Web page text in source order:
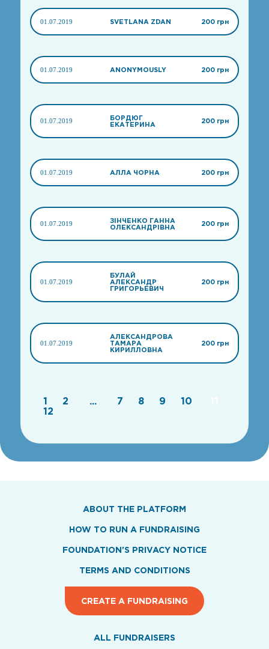
01.07.2019 SVETLANA ZDAN 200 грн
01.07.2019 ANONYMOUSLY 200 грн
01.07.2019
БОРДЮГ
ЕКАТЕРИНА
200 грн
01.07.2019 АЛЛА ЧОРНА 200 грн
01.07.2019
ЗІНЧЕНКО ГАННА
ОЛЕКСАНДРІВНА
200 грн
01.07.2019
БУЛАЙ
АЛЕКСАНДР
ГРИГОРЬЕВИЧ
200 грн
01.07.2019
АЛЕКСАНДРОВА
ТАМАРА
КИРИЛЛОВНА
200 грн
1 2 ... 7 8 9 10
12
ABOUT THE PLATFORM
HOW TO RUN A FUNDRAISING
FOUNDATION'S PRIVACY NOTICE
TERMS AND CONDITIONS
CREATE A FUNDRAISING
ALL FUNDRAISERS